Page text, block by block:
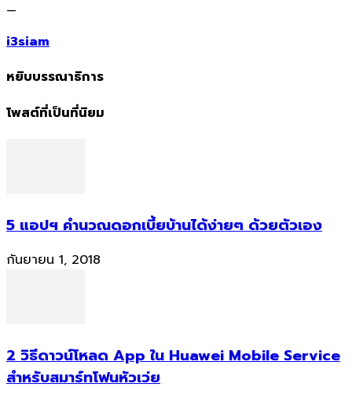
—
i3siam
หยิบบรรณาธิการ
โพสต์ที่เป็นที่นิยม
5 แอปฯ คำนวณดอกเบี้ยบ้านได้ง่ายๆ ด้วยตัวเอง
กันยายน 1, 2018
2 วิธีดาวน์โหลด App ใน Huawei Mobile Service
สำหรับสมาร์ทโฟนหัวเว่ย